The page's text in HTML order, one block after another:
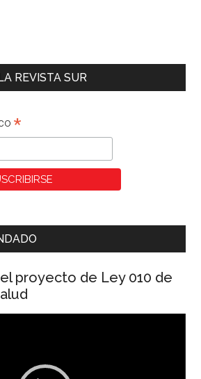
REVISTA SUR
*
proyecto de Ley 010 de